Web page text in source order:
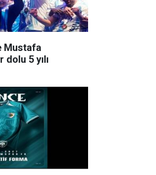
Mustafa
5 yılı